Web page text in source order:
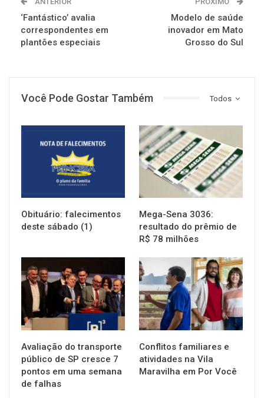
‘Fantástico’ avalia
correspondentes em
plantões especiais
Modelo de saúde
inovador em Mato
Grosso do Sul
Todos
Você Pode Gostar Também
Obituário: falecimentos
deste sábado (1)
NOTÍCIAS
Mega-Sena 3036:
resultado do prêmio de
R$ 78 milhões
NOTÍCIAS
Avaliação do transporte
público de SP cresce 7
pontos em uma semana
de falhas
NOTÍCIAS
Conflitos familiares e
atividades na Vila
Maravilha em Por Você